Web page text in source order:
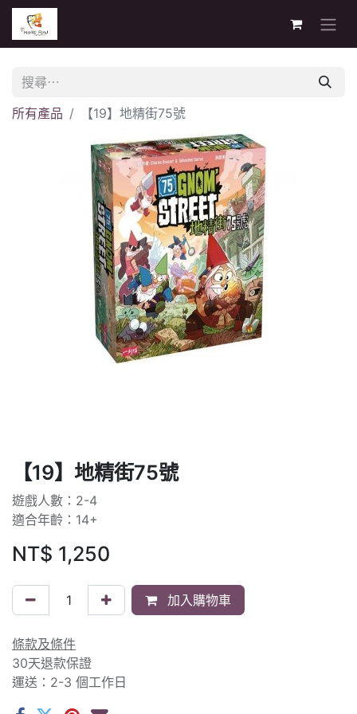
所有產品 【19】地精街75號
【19】地精街75號
遊戲人數：2-4
適合年齡：14+
NT$ 1,250
加入購物車
條款及條件
30天退款保證
運送：2-3 個工作日